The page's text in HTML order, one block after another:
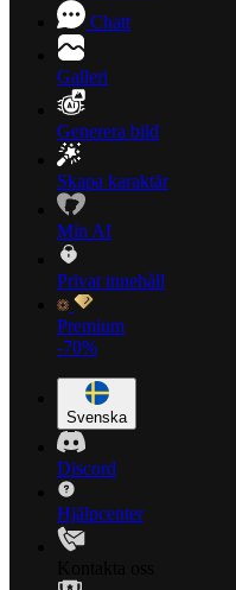
Chatt
Galleri
Generera bild
Skapa karaktär
Min AI
Privat innehåll
Premium
-70%
Svenska
Discord
Hjälpcenter